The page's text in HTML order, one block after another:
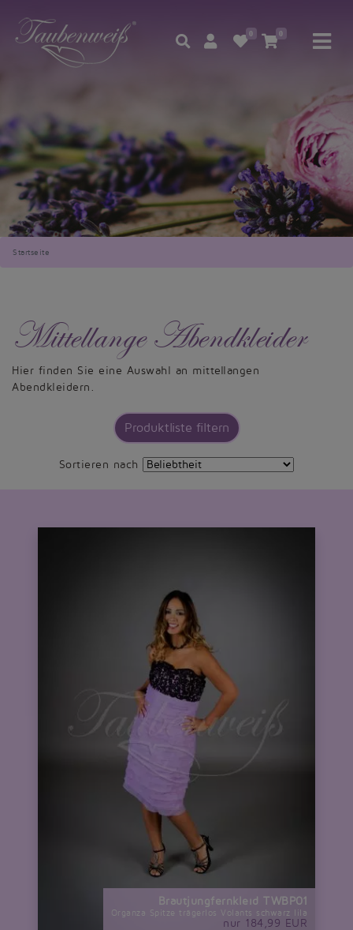
0 0
Startseite
Mittellange Abendkleider
Hier finden Sie eine Auswahl an mittellangen
Abendkleidern.
Produktliste filtern
Sortieren nach
Brautjungfernkleid TWBP01
Organza Spitze trägerlos Volants schwarz lila
nur 184,99 EUR